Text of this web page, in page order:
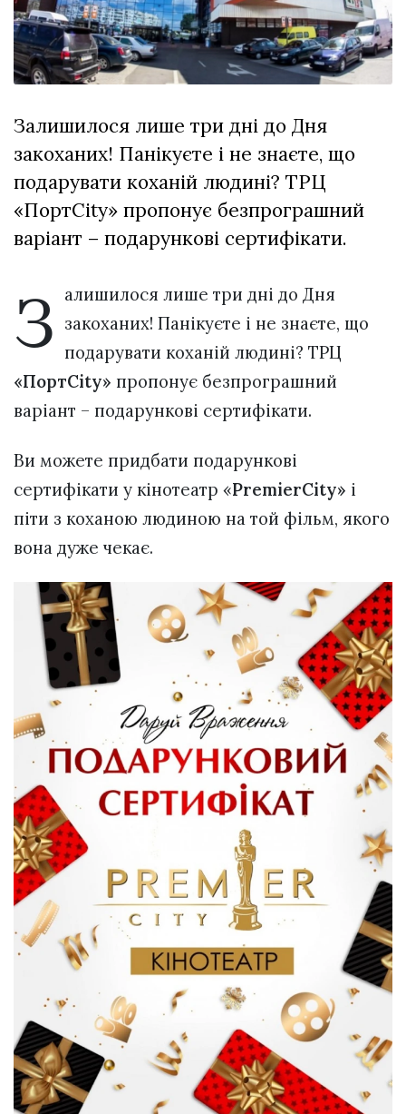
залишив у
Луцьку
три...
27 Липня 2026
695 переглядів
Всі розділи
Персона
Лайф
Афіша
ZONE 18+
Політика конфіденційності
Залишилося лише три дні до Дня
закоханих! Панікуєте і не знаєте, що
подарувати коханій людині? ТРЦ
«ПортCity» пропонує безпрограшний
варіант – подарункові сертифікати.
З алишилося лише три дні до Дня
закоханих! Панікуєте і не знаєте, що
подарувати коханій людині? ТРЦ
«ПортCity» пропонує безпрограшний
варіант – подарункові сертифікати.
Ви можете придбати подарункові
сертифікати у кінотеатр «PremierCity» і
піти з коханою людиною на той фільм, якого
вона дуже чекає.